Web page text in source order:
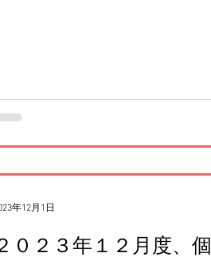
０２３年１２月度、
年12月1日